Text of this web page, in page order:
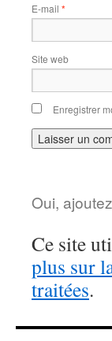
E-mail *
Site web
Enregistrer
Oui,
Ce site
plus sur
traitées.